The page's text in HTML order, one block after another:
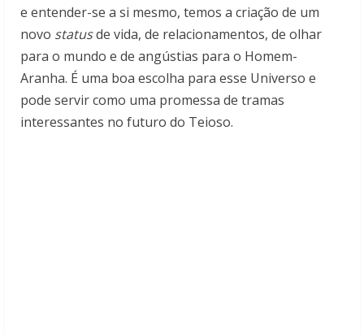
e entender-se a si mesmo, temos a criação de um
novo statusde vida, de relacionamentos, de olhar
para o mundo e de angústias para o Homem-
Aranha. É uma boa escolha para esse Universo e
pode servir como uma promessa de tramas
interessantes no futuro do Teioso.